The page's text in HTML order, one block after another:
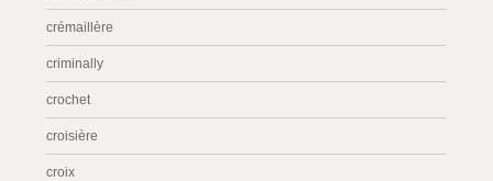
crémaillère
criminally
crochet
croisière
croix